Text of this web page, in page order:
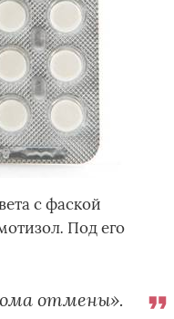
с фаской
. Под его
отмены».